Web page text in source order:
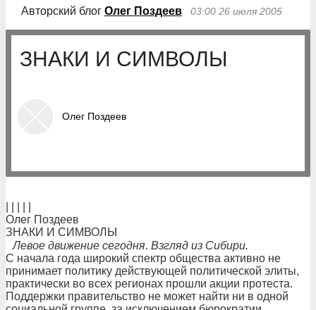
Авторский блог Олег Поздеев 03:00 26 июля 2005
ЗНАКИ И СИМВОЛЫ
Олег Поздеев
Олег Поздеев
ЗНАКИ И СИМВОЛЫ
Левое движение сегодня. Взгляд из Сибири.
С начала года широкий спектр общества активно не
принимает политику действующей политической элиты,
практически во всех регионах прошли акции протеста.
Поддержки правительство не может найти ни в одной